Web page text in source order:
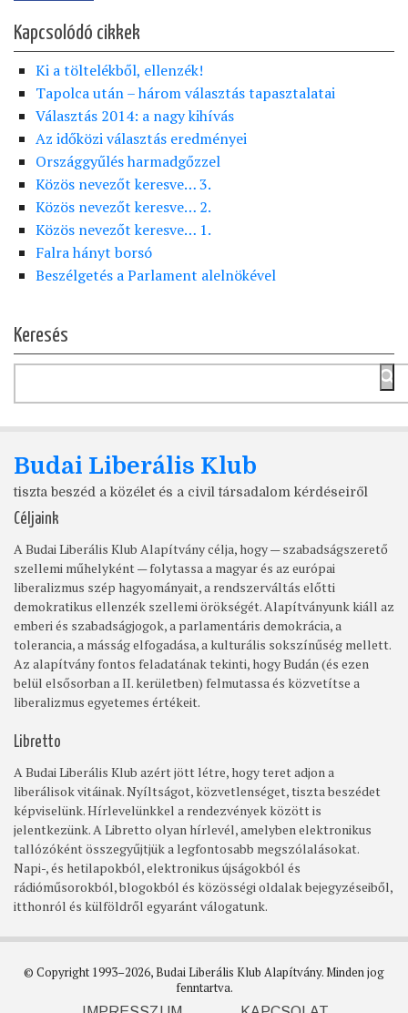
Kapcsolódó cikkek
Ki a töltelékből, ellenzék!
Tapolca után – három választás tapasztalatai
Választás 2014: a nagy kihívás
Az időközi választás eredményei
Országgyűlés harmadgőzzel
Közös nevezőt keresve… 3.
Közös nevezőt keresve… 2.
Közös nevezőt keresve… 1.
Falra hányt borsó
Beszélgetés a Parlament alelnökével
Keresés
Budai Liberális Klub
tiszta beszéd a közélet és a civil társadalom kérdéseiről
Céljaink
A Budai Liberális Klub Alapítvány célja, hogy — szabadságszerető
szellemi műhelyként — folytassa a magyar és az európai
liberalizmus szép hagyományait, a rendszerváltás előtti
demokratikus ellenzék szellemi örökségét. Alapítványunk kiáll az
emberi és szabadságjogok, a parlamentáris demokrácia, a
tolerancia, a másság elfogadása, a kulturális sokszínűség mellett.
Az alapítvány fontos feladatának tekinti, hogy Budán (és ezen
belül elsősorban a II. kerületben) felmutassa és közvetítse a
liberalizmus egyetemes értékeit.
Libretto
A Budai Liberális Klub azért jött létre, hogy teret adjon a
liberálisok vitáinak. Nyíltságot, közvetlenséget, tiszta beszédet
képviselünk. Hírlevelünkkel a rendezvények között is
jelentkezünk. A Libretto olyan hírlevél, amelyben elektronikus
tallózóként összegyűjtjük a legfontosabb megszólalásokat.
Napi-, és hetilapokból, elektronikus újságokból és
rádióműsorokból, blogokból és közösségi oldalak bejegyzéseiből,
itthonról és külföldről egyaránt válogatunk.
© Copyright 1993–2026, Budai Liberális Klub Alapítvány. Minden jog
fenntartva.